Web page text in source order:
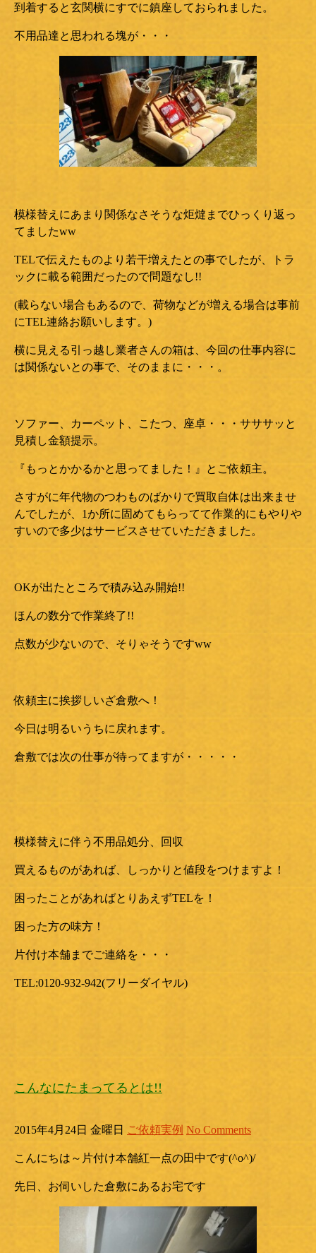
到着すると玄関横にすでに鎮座しておられました。
不用品達と思われる塊が・・・
模様替えにあまり関係なさそうな炬燵までひっくり返っ
てましたww
TELで伝えたものより若干増えたとの事でしたが、トラ
ックに載る範囲だったので問題なし!!
(載らない場合もあるので、荷物などが増える場合は事前
にTEL連絡お願いします。)
横に見える引っ越し業者さんの箱は、今回の仕事内容に
は関係ないとの事で、そのままに・・・。
ソファー、カーペット、こたつ、座卓・・・サササッと
見積し金額提示。
『もっとかかるかと思ってました！』とご依頼主。
さすがに年代物のつわものばかりで買取自体は出来ませ
んでしたが、1か所に固めてもらってて作業的にもやりや
すいので多少はサービスさせていただきました。
OKが出たところで積み込み開始!!
ほんの数分で作業終了!!
点数が少ないので、そりゃそうですww
依頼主に挨拶しいざ倉敷へ！
今日は明るいうちに戻れます。
倉敷では次の仕事が待ってますが・・・・・
模様替えに伴う不用品処分、回収
買えるものがあれば、しっかりと値段をつけますよ！
困ったことがあればとりあえずTELを！
困った方の味方！
片付け本舗までご連絡を・・・
TEL:0120-932-942(フリーダイヤル)
こんなにたまってるとは!!
2015年4月24日 金曜日 ご依頼実例 No Comments
こんにちは～片付け本舗紅一点の田中です(^o^)/
先日、お伺いした倉敷にあるお宅です